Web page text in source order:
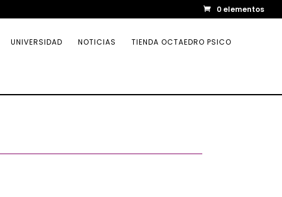
0 elementos
UNIVERSIDAD NOTICIAS TIENDA OCTAEDRO PSICO